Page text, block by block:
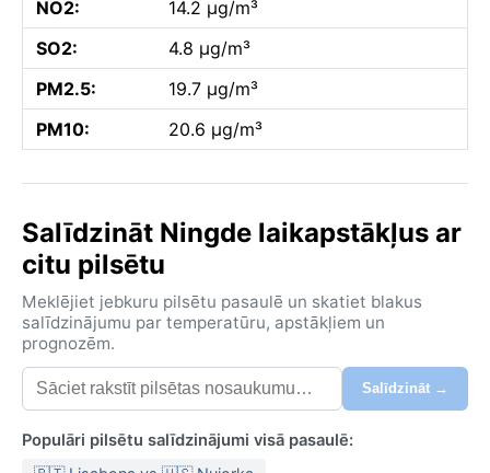
NO2:
14.2 µg/m³
SO2:
4.8 µg/m³
PM2.5:
19.7 µg/m³
PM10:
20.6 µg/m³
Salīdzināt Ningde laikapstākļus ar
citu pilsētu
Meklējiet jebkuru pilsētu pasaulē un skatiet blakus
salīdzinājumu par temperatūru, apstākļiem un
prognozēm.
Salīdzināt →
Populāri pilsētu salīdzinājumi visā pasaulē: